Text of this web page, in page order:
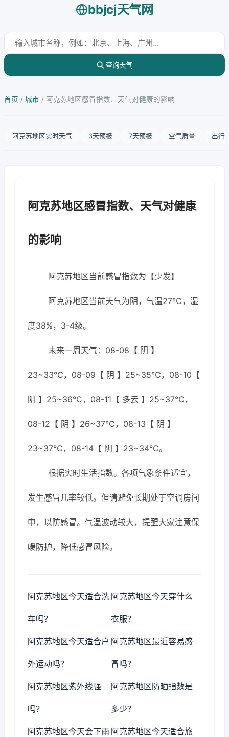
bbjcj天气网
查询天气
首页 / 城市 / 阿克苏地区感冒指数、天气对健康的影响
阿克苏地区实时天气 3天预报 7天预报 空气质量 出行
阿克苏地区感冒指数、天气对健康
的影响
阿克苏地区当前感冒指数为【少发】
阿克苏地区当前天气为阴，气温27℃，湿
度38%，3-4级。
未来一周天气：08-08【 阴 】
23~33℃，08-09【 阴 】25~35℃，08-10【
阴 】25~36℃，08-11【 多云 】25~37℃，
08-12【 阴 】26~37℃，08-13【 阴 】
23~37℃，08-14【 阴 】23~34℃。
根据实时生活指数。各项气象条件适宜，
发生感冒几率较低。但请避免长期处于空调房间
中，以防感冒。气温波动较大，提醒大家注意保
暖防护，降低感冒风险。
阿克苏地区今天适合洗
车吗？
阿克苏地区今天穿什么
衣服？
阿克苏地区今天适合户
外运动吗？
阿克苏地区最近容易感
冒吗？
阿克苏地区紫外线强
吗？
阿克苏地区防晒指数是
多少？
阿克苏地区今天会下雨 阿克苏地区今天适合旅